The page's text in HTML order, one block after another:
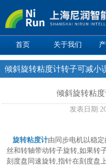
首页 关于我们
倾斜旋转粘度计转子可减小
倾斜旋转粘
发表日期:
旋转粘度计由同步电机以稳
丝和转轴带动转子旋转,如果转
刻度盘同速旋转,指针在刻度盘